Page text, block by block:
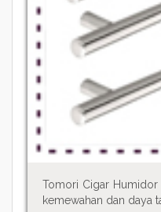
Tomori Cigar
kemewahan dan daya